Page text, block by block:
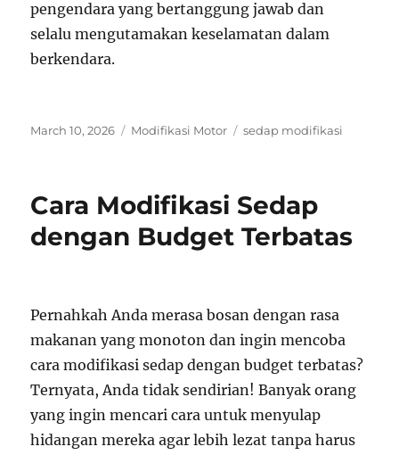
pengendara yang bertanggung jawab dan
selalu mengutamakan keselamatan dalam
berkendara.
Posted
March 10, 2026 Categories
Modifikasi Motor Tags
sedap modifikasi
Cara Modifikasi Sedap
dengan Budget Terbatas
Pernahkah Anda merasa bosan dengan rasa
makanan yang monoton dan ingin mencoba
cara modifikasi sedap dengan budget terbatas?
Ternyata, Anda tidak sendirian! Banyak orang
yang ingin mencari cara untuk menyulap
hidangan mereka agar lebih lezat tanpa harus